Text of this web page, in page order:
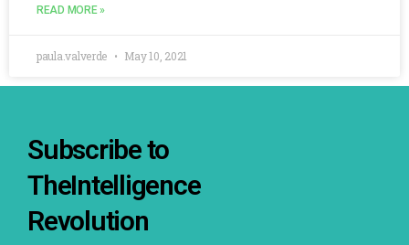
READ MORE »
paula.valverde May 10, 2021
Subscribe to
TheIntelligence
Revolution